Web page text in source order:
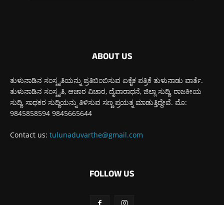
ABOUT US
ತುಳುನಾಡಿನ ಸಂಸ್ಕೃತಿಯನ್ನು ಪ್ರತಿಬಿಂಬಿಸುವ ಏಕೈಕ ಪತ್ರಿಕೆ ತುಳುನಾಡು ವಾರ್ತೆ.
ತುಳುನಾಡಿನ ಸಂಸ್ಕೃತಿ, ಆಚಾರ ವಿಚಾರ, ದೈವಾರಾಧನೆ, ಜಿಲ್ಲಾ ಸುದ್ದಿ, ರಾಜಕೀಯ
ಸುದ್ದಿ, ಸಾಧಕರ ಸುದ್ದಿಯನ್ನು ತಿಳಿಸುವ ಸಣ್ಣ ಪ್ರಯತ್ನ ಮಾಡುತ್ತಿದ್ದೇವೆ. ಮೊ:
9845858594 9845665644
Contact us: tulunaduvarthe@gmail.com
FOLLOW US